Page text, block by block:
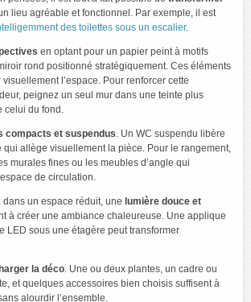
lieu agréable et fonctionnel. Par exemple, il est
des toilettes sous un escalier.
en optant pour un papier peint à motifs
rond positionné stratégiquement. Ces éléments
l’espace. Pour renforcer cette
peignez un seul mur dans une teinte plus
celui du fond.
compacts et suspendus . Un WC suspendu libère
qui allège visuellement la pièce. Pour le rangement,
murales fines ou les meubles d’angle qui
de circulation.
dans un espace réduit, une lumière douce et
à créer une ambiance chaleureuse. Une applique
LED sous une étagère peut transformer
la déco . Une ou deux plantes, un cadre ou
et quelques accessoires bien choisis suffisent à
alourdir l’ensemble.